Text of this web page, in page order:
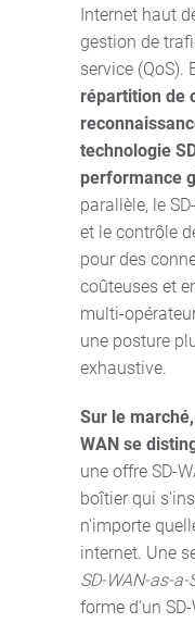
Internet haut
gestion de
service (QoS).
répartition de
technologie
performance
parallèle, le
et le contrôle
pour des
coûteuses et
multi-
une posture
exhaustive.
Sur le
WAN se
une offre SD-
boîtier qui
n'importe
internet. Une
SD-WAN-as-a-
forme d’un